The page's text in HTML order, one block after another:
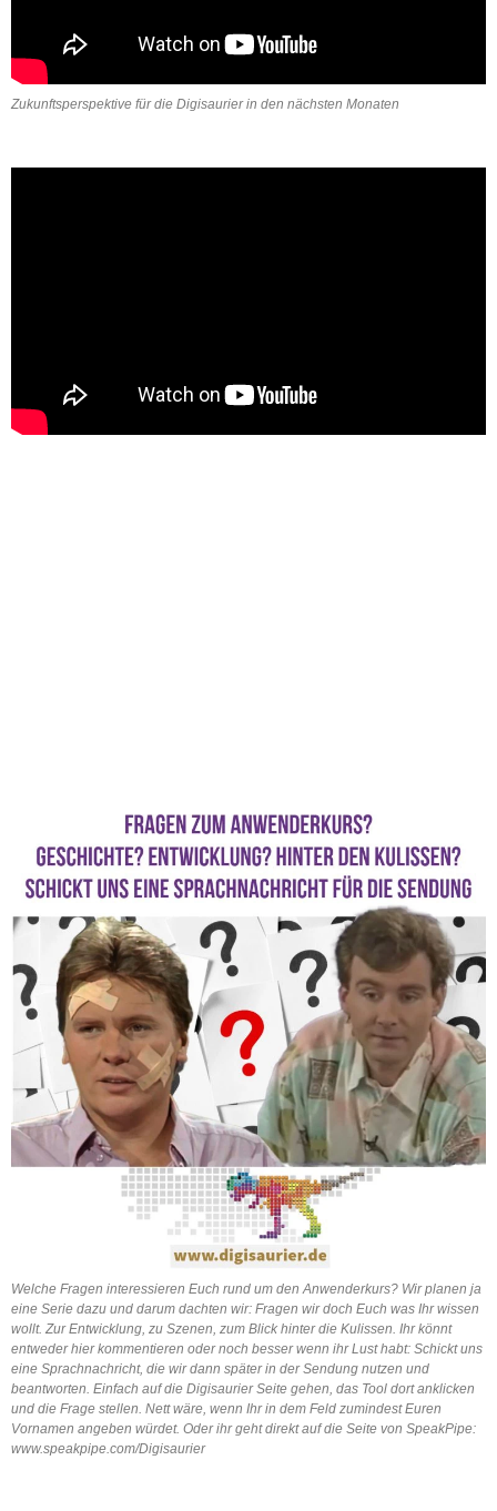
Zukunftsperspektive für die Digisaurier in den nächsten Monaten
Welche Fragen interessieren Euch rund um den Anwenderkurs? Wir planen ja
eine Serie dazu und darum dachten wir: Fragen wir doch Euch was Ihr wissen
wollt. Zur Entwicklung, zu Szenen, zum Blick hinter die Kulissen. Ihr könnt
entweder hier kommentieren oder noch besser wenn ihr Lust habt: Schickt uns
eine Sprachnachricht, die wir dann später in der Sendung nutzen und
beantworten. Einfach auf die Digisaurier Seite gehen, das Tool dort anklicken
und die Frage stellen. Nett wäre, wenn Ihr in dem Feld zumindest Euren
Vornamen angeben würdet. Oder ihr geht direkt auf die Seite von SpeakPipe:
www.speakpipe.com/Digisaurier